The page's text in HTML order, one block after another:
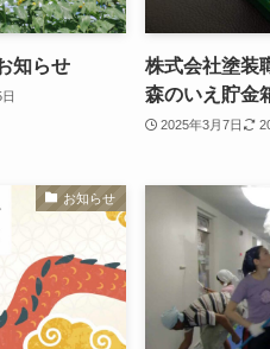
知らせ
株式会社塗装
森のいえ貯金
2025年3月7日
お知らせ